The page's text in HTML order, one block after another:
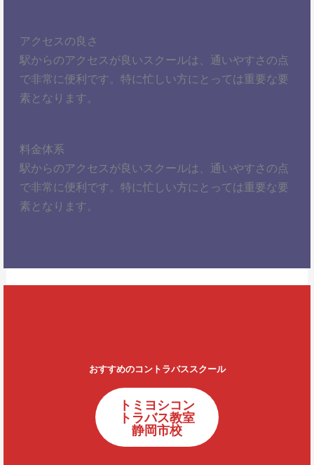
アクセスの良さ
駅からのアクセスが良いスクールは、通いやすさの点
で非常に便利です。特に忙しい方にとっては重要な要
素となります。
料金体系
駅からのアクセスが良いスクールは、通いやすさの点
で非常に便利です。特に忙しい方にとっては重要な要
素となります。
おすすめのコントラバススクール
トミヨシコン
トラバス教室
静岡市校